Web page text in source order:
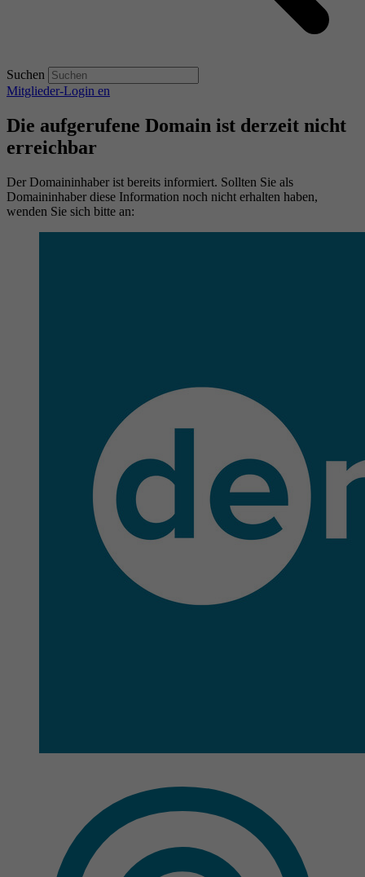
Suchen
Mitglieder-Login en
Die aufgerufene Domain ist derzeit nicht
erreichbar
Der Domaininhaber ist bereits informiert. Sollten Sie als
Domaininhaber diese Information noch nicht erhalten haben,
wenden Sie sich bitte an: